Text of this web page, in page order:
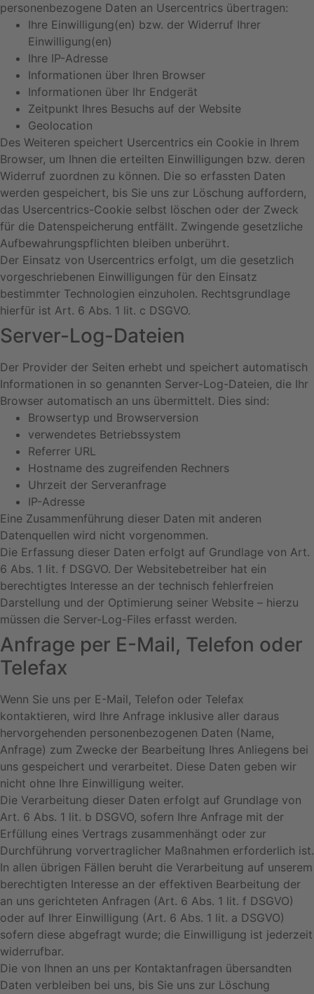
personenbezogene Daten an Usercentrics übertragen:
Ihre Einwilligung(en) bzw. der Widerruf Ihrer
Einwilligung(en)
Ihre IP-Adresse
Informationen über Ihren Browser
Informationen über Ihr Endgerät
Zeitpunkt Ihres Besuchs auf der Website
Geolocation
Des Weiteren speichert Usercentrics ein Cookie in Ihrem
Browser, um Ihnen die erteilten Einwilligungen bzw. deren
Widerruf zuordnen zu können. Die so erfassten Daten
werden gespeichert, bis Sie uns zur Löschung auffordern,
das Usercentrics-Cookie selbst löschen oder der Zweck
für die Datenspeicherung entfällt. Zwingende gesetzliche
Aufbewahrungspflichten bleiben unberührt.
Der Einsatz von Usercentrics erfolgt, um die gesetzlich
vorgeschriebenen Einwilligungen für den Einsatz
bestimmter Technologien einzuholen. Rechtsgrundlage
hierfür ist Art. 6 Abs. 1 lit. c DSGVO.
Server-Log-Dateien
Der Provider der Seiten erhebt und speichert automatisch
Informationen in so genannten Server-Log-Dateien, die Ihr
Browser automatisch an uns übermittelt. Dies sind:
Browsertyp und Browserversion
verwendetes Betriebssystem
Referrer URL
Hostname des zugreifenden Rechners
Uhrzeit der Serveranfrage
IP-Adresse
Eine Zusammenführung dieser Daten mit anderen
Datenquellen wird nicht vorgenommen.
Die Erfassung dieser Daten erfolgt auf Grundlage von Art.
6 Abs. 1 lit. f DSGVO. Der Websitebetreiber hat ein
berechtigtes Interesse an der technisch fehlerfreien
Darstellung und der Optimierung seiner Website – hierzu
müssen die Server-Log-Files erfasst werden.
Anfrage per E-Mail, Telefon oder
Telefax
Wenn Sie uns per E-Mail, Telefon oder Telefax
kontaktieren, wird Ihre Anfrage inklusive aller daraus
hervorgehenden personenbezogenen Daten (Name,
Anfrage) zum Zwecke der Bearbeitung Ihres Anliegens bei
uns gespeichert und verarbeitet. Diese Daten geben wir
nicht ohne Ihre Einwilligung weiter.
Die Verarbeitung dieser Daten erfolgt auf Grundlage von
Art. 6 Abs. 1 lit. b DSGVO, sofern Ihre Anfrage mit der
Erfüllung eines Vertrags zusammenhängt oder zur
Durchführung vorvertraglicher Maßnahmen erforderlich ist.
In allen übrigen Fällen beruht die Verarbeitung auf unserem
berechtigten Interesse an der effektiven Bearbeitung der
an uns gerichteten Anfragen (Art. 6 Abs. 1 lit. f DSGVO)
oder auf Ihrer Einwilligung (Art. 6 Abs. 1 lit. a DSGVO)
sofern diese abgefragt wurde; die Einwilligung ist jederzeit
widerrufbar.
Die von Ihnen an uns per Kontaktanfragen übersandten
Daten verbleiben bei uns, bis Sie uns zur Löschung